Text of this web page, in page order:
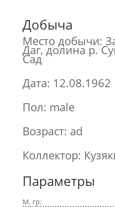
Добыча
Место добычи:
Даг, долина р.
Сад
Дата: 12.08.1962
Пол: male
Возраст: ad
Коллектор:
Параметры
M, гр: